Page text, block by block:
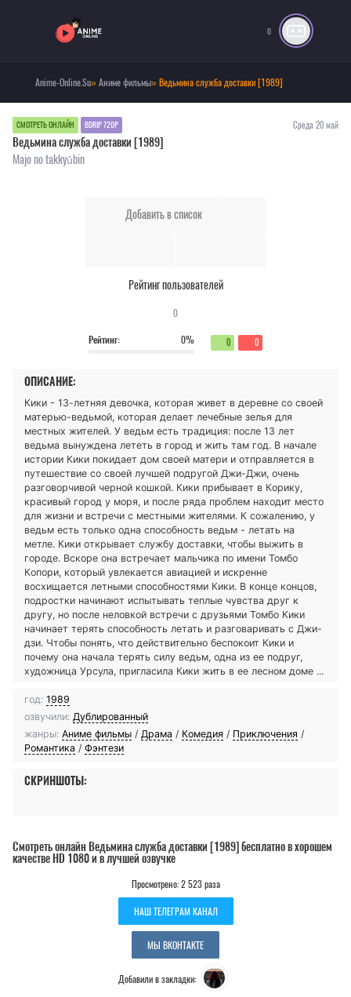
0
Anime-Online.Su»Аниме фильмы» Ведьмина служба доставки [1989]
СМОТРЕТЬ ОНЛАЙН BDRIP 720P Среда 20 май
Ведьмина служба доставки [1989]
Majo no takkyûbin
Добавить в список
Рейтинг пользователей
0
Рейтинг:
0% 0 0
ОПИСАНИЕ:
Кики - 13-летняя девочка, которая живет в деревне со своей
матерью-ведьмой, которая делает лечебные зелья для
местных жителей. У ведьм есть традиция: после 13 лет
ведьма вынуждена лететь в город и жить там год. В начале
истории Кики покидает дом своей матери и отправляется в
путешествие со своей лучшей подругой Джи-Джи, очень
разговорчивой черной кошкой. Кики прибывает в Корику,
красивый город у моря, и после ряда проблем находит место
для жизни и встречи с местными жителями. К сожалению, у
ведьм есть только одна способность ведьм - летать на
метле. Кики открывает службу доставки, чтобы выжить в
городе. Вскоре она встречает мальчика по имени Томбо
Копори, который увлекается авиацией и искренне
восхищается летными способностями Кики. В конце концов,
подростки начинают испытывать теплые чувства друг к
другу, но после неловкой встречи с друзьями Томбо Кики
начинает терять способность летать и разговаривать с Джи-
дзи. Чтобы понять, что действительно беспокоит Кики и
почему она начала терять силу ведьм, одна из ее подруг,
художница Урсула, пригласила Кики жить в ее лесном доме ...
год: 1989
озвучили: Дублированный
жанры: Аниме фильмы / Драма / Комедия / Приключения /
Романтика / Фэнтези
СКРИНШОТЫ:
Смотреть онлайн Ведьмина служба доставки [1989] бесплатно в хорошем
качестве HD 1080 и в лучшей озвучке
Просмотрено: 2 523 раза
НАШ ТЕЛЕГРАМ КАНАЛ
МЫ ВКОНТАКТЕ
Добавили в закладки: